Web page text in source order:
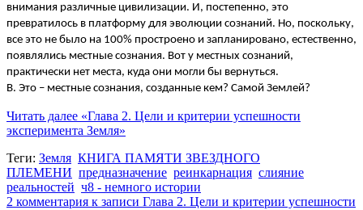
внимания различные цивилизации. И, постепенно, это
превратилось в платформу для эволюции сознаний. Но, поскольку,
все это не было на 100% простроено и запланировано, естественно,
появлялись местные сознания. Вот у местных сознаний,
практически нет места, куда они могли бы вернуться.
В. Это – местные сознания, созданные кем? Самой Землей?
Читать далее «Глава 2. Цели и критерии успешности
эксперимента Земля»
Теги: Земля КНИГА ПАМЯТИ ЗВЕЗДНОГО
ПЛЕМЕНИ предназначение реинкарнация слияние
реальностей ч8 - немного истории
2 комментария к записи Глава 2. Цели и критерии успешности